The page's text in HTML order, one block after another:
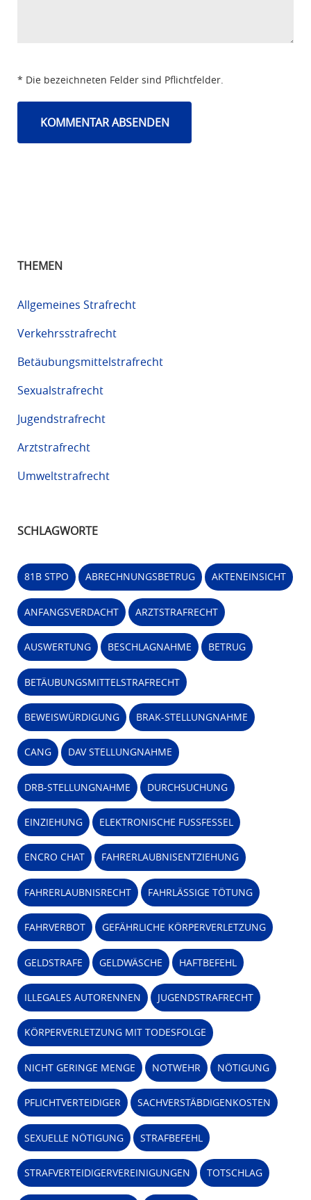
* Die bezeichneten Felder sind Pflichtfelder.
THEMEN
Allgemeines Strafrecht
Verkehrsstrafrecht
Betäubungsmittelstrafrecht
Sexualstrafrecht
Jugendstrafrecht
Arztstrafrecht
Umweltstrafrecht
SCHLAGWORTE
81B STPO ABRECHNUNGSBETRUG AKTENEINSICHT
ANFANGSVERDACHT ARZTSTRAFRECHT
AUSWERTUNG BESCHLAGNAHME BETRUG
BETÄUBUNGSMITTELSTRAFRECHT
BEWEISWÜRDIGUNG BRAK-STELLUNGNAHME
CANG DAV STELLUNGNAHME
DRB-STELLUNGNAHME DURCHSUCHUNG
EINZIEHUNG ELEKTRONISCHE FUSSFESSEL
ENCRO CHAT FAHRERLAUBNISENTZIEHUNG
FAHRERLAUBNISRECHT FAHRLÄSSIGE TÖTUNG
FAHRVERBOT GEFÄHRLICHE KÖRPERVERLETZUNG
GELDSTRAFE GELDWÄSCHE HAFTBEFEHL
ILLEGALES AUTORENNEN JUGENDSTRAFRECHT
KÖRPERVERLETZUNG MIT TODESFOLGE
NICHT GERINGE MENGE NOTWEHR NÖTIGUNG
PFLICHTVERTEIDIGER SACHVERSTÄBDIGENKOSTEN
SEXUELLE NÖTIGUNG STRAFBEFEHL
STRAFVERTEIDIGERVEREINIGUNGEN TOTSCHLAG